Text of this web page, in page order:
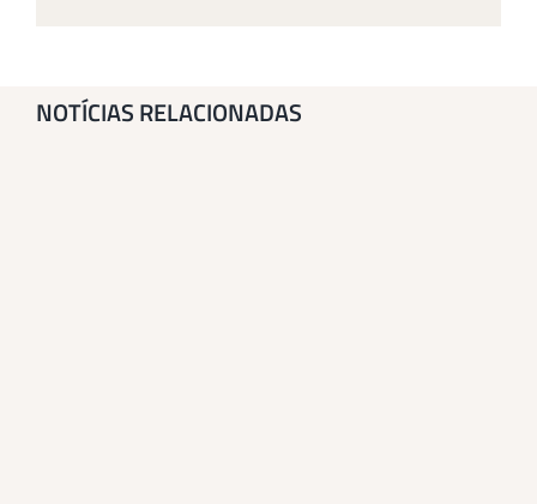
NOTÍCIAS RELACIONADAS